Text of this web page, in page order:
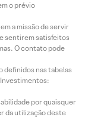
o prévio
a missão de servir
sentirem satisfeitos
O contato pode
definidos nas tabelas
por quaisquer
da utilização deste